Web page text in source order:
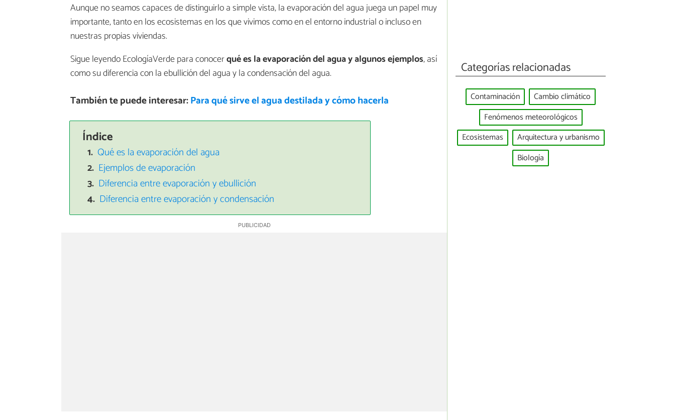
Aunque no seamos capaces de distinguirlo a simple vista, la evaporación del agua juega un papel muy
importante, tanto en los ecosistemas en los que vivimos como en el entorno industrial o incluso en
nuestras propias viviendas.
Sigue leyendo EcologíaVerde para conocerqué es la evaporación del agua y algunos ejemplos, así
como su diferencia con la ebullición del agua y la condensación del agua.
También te puede interesar:Para qué sirve el agua destilada y cómo hacerla
Índice
Qué es la evaporación del agua
Ejemplos de evaporación
Diferencia entre evaporación y ebullición
Diferencia entre evaporación y condensación
Categorías relacionadas
Contaminación
Cambio climático
Fenómenos meteorológicos
Ecosistemas
Arquitectura y urbanismo
Biología